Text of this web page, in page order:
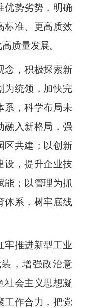
优势劣势，明确
标准、更高质效
质量发展。
念，积极探索新
为统领，加快完
系，科学布局未
融入新格局，强
区共建；以创新
设，提升企业技
能；以管理为抓
体系，树牢底线
牢推进新型工业
，增强政治意
社会主义思想凝
工作合力，把党